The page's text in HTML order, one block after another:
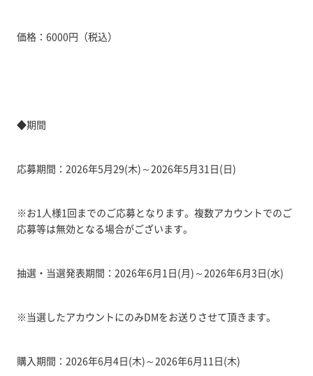
価格：6000円（税込）
◆期間
応募期間：2026年5月29(木)～2026年5月31日(日)
※お1人様1回までのご応募となります。複数アカウントでのご
応募等は無効となる場合がございます。
抽選・当選発表期間：2026年6月1日(月)～2026年6月3日(水)
※当選したアカウントにのみDMをお送りさせて頂きます。
購入期間：2026年6月4日(木)～2026年6月11日(木)